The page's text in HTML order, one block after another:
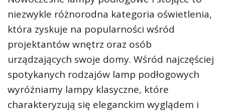
niezwykle różnorodna kategoria oświetlenia,
która zyskuje na popularności wśród
projektantów wnętrz oraz osób
urządzających swoje domy. Wśród najczęściej
spotykanych rodzajów lamp podłogowych
wyróżniamy lampy klasyczne, które
charakteryzują się eleganckim wyglądem i